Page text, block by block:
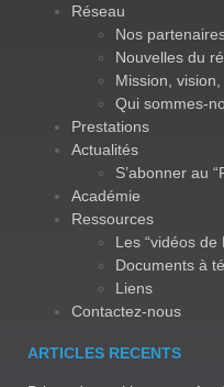
Réseau
Nos
Nouvelles du
Mission,
Qui sommes-
Prestations
Actualités
S’abonner au
Académie
Ressources
Les “vidéos de
Documents à
Liens
Contactez-nous
ARTICLES RECENTS